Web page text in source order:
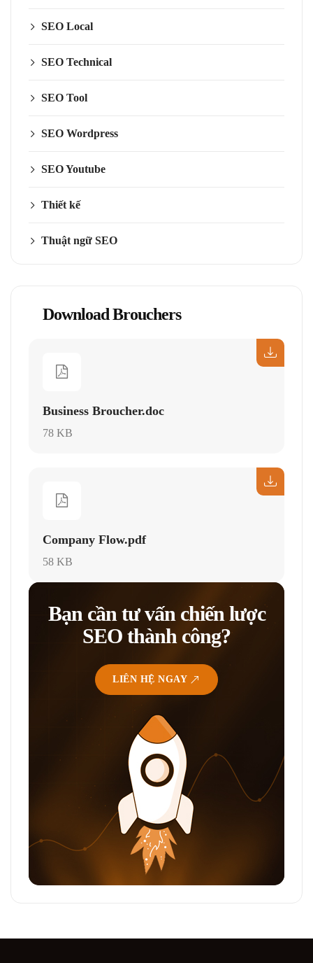
SEO Local
SEO Technical
SEO Tool
SEO Wordpress
SEO Youtube
Thiết kế
Thuật ngữ SEO
Download Brouchers
Business Broucher.doc
78 KB
Company Flow.pdf
58 KB
Bạn cần tư vấn chiến lược
SEO thành công?
LIÊN HỆ NGAY